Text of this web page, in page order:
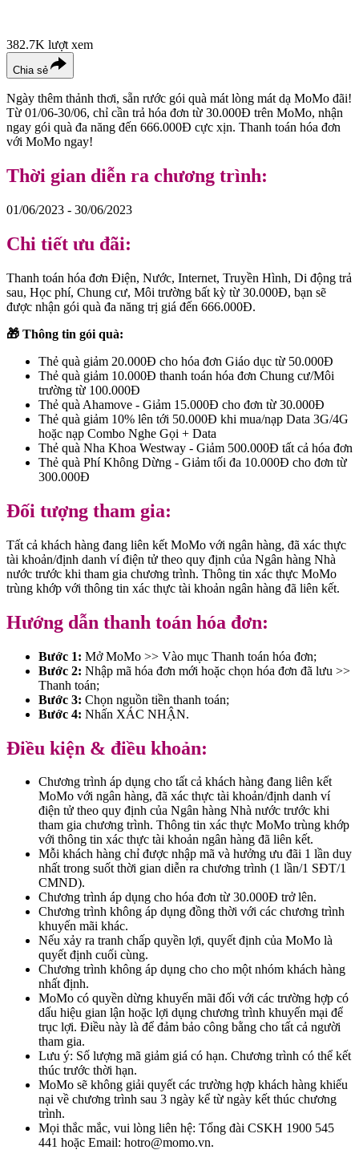
382.7K lượt xem
Chia sẻ
Ngày thêm thảnh thơi, sẵn rước gói quà mát lòng mát dạ MoMo đãi!
Từ 01/06-30/06, chỉ cần trả hóa đơn từ 30.000Đ trên MoMo, nhận
ngay gói quà đa năng đến 666.000Đ cực xịn. Thanh toán hóa đơn
với MoMo ngay!
Thời gian diễn ra chương trình:
01/06/2023 - 30/06/2023
Chi tiết ưu đãi:
Thanh toán hóa đơn Điện, Nước, Internet, Truyền Hình, Di động trả
sau, Học phí, Chung cư, Môi trường bất kỳ từ 30.000Đ, bạn sẽ
được nhận gói quà đa năng trị giá đến 666.000Đ.
🎁 Thông tin gói quà:
Thẻ quà giảm 20.000Đ cho hóa đơn Giáo dục từ 50.000Đ
Thẻ quà giảm 10.000Đ thanh toán hóa đơn Chung cư/Môi
trường từ 100.000Đ
Thẻ quà Ahamove - Giảm 15.000Đ cho đơn từ 30.000Đ
Thẻ quà giảm 10% lên tới 50.000Đ khi mua/nạp Data 3G/4G
hoặc nạp Combo Nghe Gọi + Data
Thẻ quà Nha Khoa Westway - Giảm 500.000Đ tất cả hóa đơn
Thẻ quà Phí Không Dừng - Giảm tối đa 10.000Đ cho đơn từ
300.000Đ
Đối tượng tham gia:
Tất cả khách hàng đang liên kết MoMo với ngân hàng, đã xác thực
tài khoản/định danh ví điện tử theo quy định của Ngân hàng Nhà
nước trước khi tham gia chương trình. Thông tin xác thực MoMo
trùng khớp với thông tin xác thực tài khoản ngân hàng đã liên kết.
Hướng dẫn thanh toán hóa đơn:
Bước 1: Mở MoMo >> Vào mục Thanh toán hóa đơn;
Bước 2: Nhập mã hóa đơn mới hoặc chọn hóa đơn đã lưu >>
Thanh toán;
Bước 3: Chọn nguồn tiền thanh toán;
Bước 4: Nhấn XÁC NHẬN.
Điều kiện & điều khoản:
Chương trình áp dụng cho tất cả khách hàng đang liên kết
MoMo với ngân hàng, đã xác thực tài khoản/định danh ví
điện tử theo quy định của Ngân hàng Nhà nước trước khi
tham gia chương trình. Thông tin xác thực MoMo trùng khớp
với thông tin xác thực tài khoản ngân hàng đã liên kết.
Mỗi khách hàng chỉ được nhập mã và hưởng ưu đãi 1 lần duy
nhất trong suốt thời gian diễn ra chương trình (1 lần/1 SĐT/1
CMND).
Chương trình áp dụng cho hóa đơn từ 30.000Đ trở lên.
Chương trình không áp dụng đồng thời với các chương trình
khuyến mãi khác.
Nếu xảy ra tranh chấp quyền lợi, quyết định của MoMo là
quyết định cuối cùng.
Chương trình không áp dụng cho cho một nhóm khách hàng
nhất định.
MoMo có quyền dừng khuyến mãi đối với các trường hợp có
dấu hiệu gian lận hoặc lợi dụng chương trình khuyến mại để
trục lợi. Điều này là để đảm bảo công bằng cho tất cả người
tham gia.
Lưu ý: Số lượng mã giảm giá có hạn. Chương trình có thể kết
thúc trước thời hạn.
MoMo sẽ không giải quyết các trường hợp khách hàng khiếu
nại về chương trình sau 3 ngày kể từ ngày kết thúc chương
trình.
Mọi thắc mắc, vui lòng liên hệ: Tổng đài CSKH 1900 545
441 hoặc Email: hotro@momo.vn.